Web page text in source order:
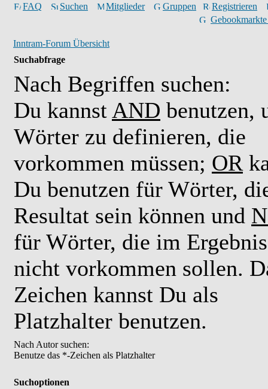
FAQ Suchen Mitglieder Gruppen
Registrieren
Inntram-Forum Übersicht
Suchabfrage
Nach Begriffen suchen:
Du kannst AND benutzen,
Wörter zu definieren, die
vorkommen müssen; OR
Du benutzen für Wörter,
Resultat sein können und
für Wörter, die im Ergebnis
nicht vorkommen sollen.
Zeichen kannst Du als
Platzhalter benutzen.
Nach Autor suchen:
Benutze das *-Zeichen als Platzhalter
Suchoptionen